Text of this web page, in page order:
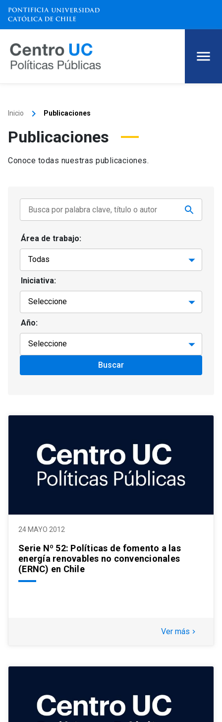
Inicio keyboard_arrow_right Publicaciones
Publicaciones
Conoce todas nuestras publicaciones.
Área de trabajo:
Iniciativa:
Año:
Buscar
24 MAYO 2012
Serie Nº 52: Políticas de fomento a las
energía renovables no convencionales
(ERNC) en Chile
Ver más keyboard_arrow_right